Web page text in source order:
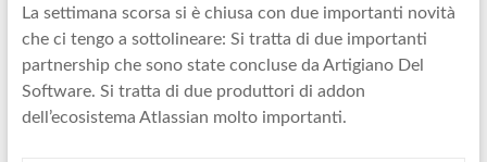
La settimana scorsa si è chiusa con due importanti novità
che ci tengo a sottolineare: Si tratta di due importanti
partnership che sono state concluse da Artigiano Del
Software. Si tratta di due produttori di addon
dell’ecosistema Atlassian molto importanti.